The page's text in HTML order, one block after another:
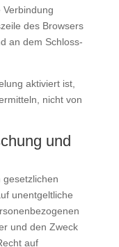
Verbindung
des Browsers
an dem Schloss-
aktiviert ist,
nicht von
und
unentgeltliche
und den Zweck
auf